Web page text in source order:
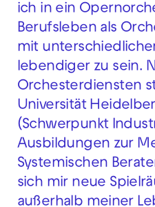
ich in ein
Berufsleben als
mit
lebendiger zu sein.
Orchesterdiensten
Universität
(Schwerpunkt
Ausbildungen zur
Systemischen
sich mir neue
außerhalb meiner